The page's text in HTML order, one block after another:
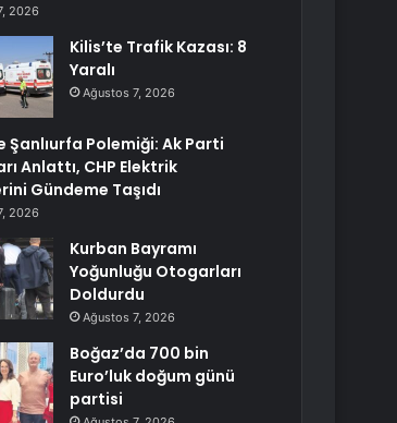
2026
Kilis’te Trafik Kazası: 8
Yaralı
Ağustos 7, 2026
Şanlıurfa Polemiği: Ak Parti
Anlattı, CHP Elektrik
Gündeme Taşıdı
2026
Kurban Bayramı
Yoğunluğu Otogarları
Doldurdu
Ağustos 7, 2026
Boğaz’da 700 bin
Euro’luk doğum günü
partisi